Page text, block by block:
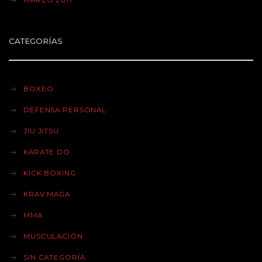
CATEGORÍAS
BOXEO
DEFENSA PERSONAL
JIU JITSU
KARATE DO
KICK BOXING
KRAV MAGA
MMA
MUSCULACIÓN
SIN CATEGORÍA